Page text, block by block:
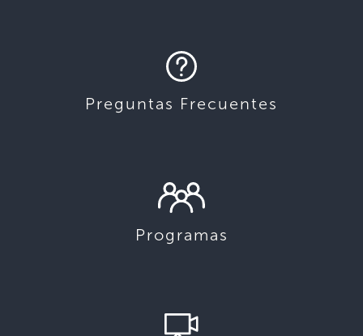
Preguntas Frecuentes
Programas